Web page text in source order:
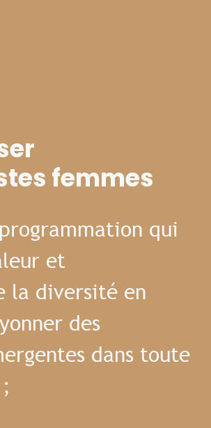
femmes
qui
et
la diversité en
des
dans toute